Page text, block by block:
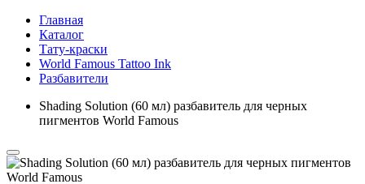
Главная
Каталог
Тату-краски
World Famous Tattoo Ink
Разбавители
Shading Solution (60 мл) разбавитель для черных
пигментов World Famous